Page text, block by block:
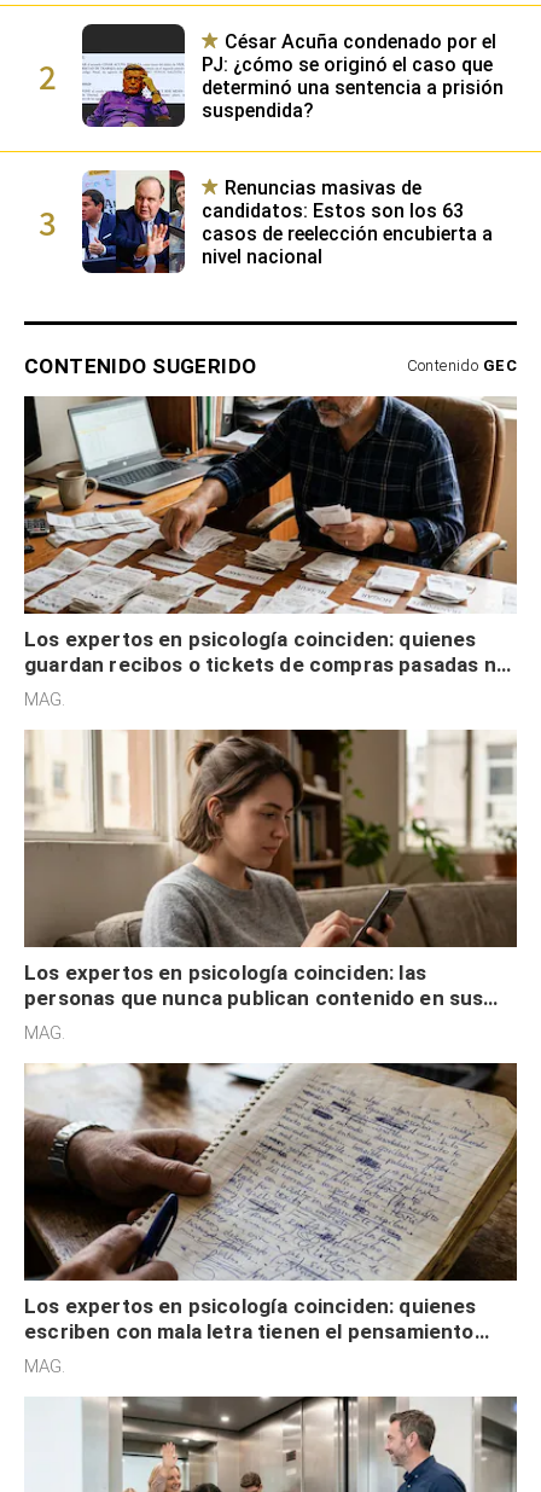
emocional
2
César Acuña condenado por el
PJ: ¿cómo se originó el caso que
determinó una sentencia a prisión
suspendida?
3
Renuncias masivas de
candidatos: Estos son los 63
casos de reelección encubierta a
nivel nacional
CONTENIDO SUGERIDO Contenido GEC
Los expertos en psicología coinciden: quienes
guardan recibos o tickets de compras pasadas no
son acumuladores, sino que tienen necesidad de
MAG.
Los expertos en psicología coinciden: las
personas que nunca publican contenido en sus
redes sociales no pretenden buscar validación
MAG.
Los expertos en psicología coinciden: quienes
escriben con mala letra tienen el pensamiento
acelerado y no lo hacen por desinterés
MAG.